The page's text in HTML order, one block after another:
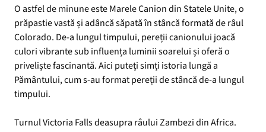
O astfel de minune este Marele Canion din Statele Unite, o
prăpastie vastă și adâncă săpată în stâncă formată de râul
Colorado. De-a lungul timpului, pereții canionului joacă
culori vibrante sub influența luminii soarelui și oferă o
priveliște fascinantă. Aici puteți simți istoria lungă a
Pământului, cum s-au format pereții de stâncă de-a lungul
timpului.
Turnul Victoria Falls deasupra râului Zambezi din Africa.